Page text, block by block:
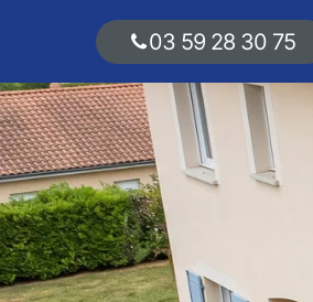
03 59 28 30 75